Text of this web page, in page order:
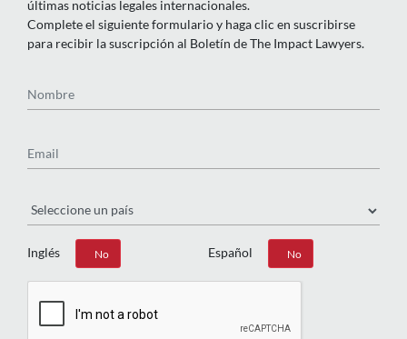
últimas noticias legales internacionales.
Complete el siguiente formulario y haga clic en suscribirse
para recibir la suscripción al Boletín de The Impact Lawyers.
Inglés
Sí No Español
Sí No